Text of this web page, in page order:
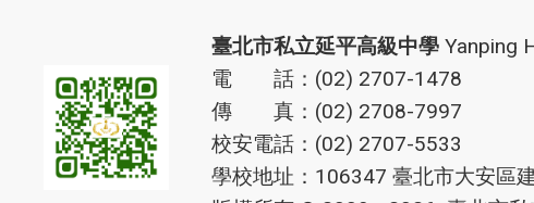
臺北市私立延平高級中學Yanping
電 話：(02) 2707-1478
傳 真：(02) 2708-7997
校安電話：(02) 2707-5533
學校地址：106347 臺北市大安區